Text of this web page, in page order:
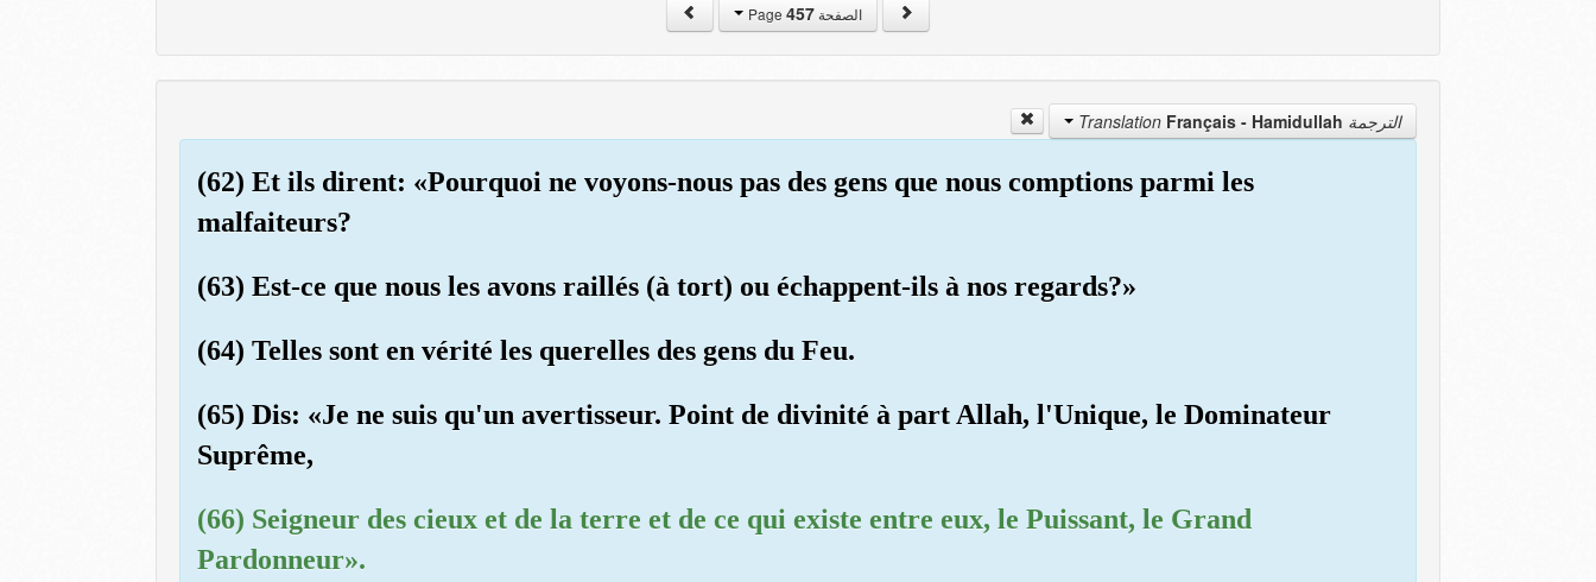
الصفحة Page457
الترجمة Translation Français - Hamidullah
(62) Et ils dirent: «Pourquoi ne voyons-nous pas des gens que nous comptions parmi les
malfaiteurs?
(63) Est-ce que nous les avons raillés (à tort) ou échappent-ils à nos regards?»
(64) Telles sont en vérité les querelles des gens du Feu.
(65) Dis: «Je ne suis qu'un avertisseur. Point de divinité à part Allah, l'Unique, le Dominateur
Suprême,
(66) Seigneur des cieux et de la terre et de ce qui existe entre eux, le Puissant, le Grand
Pardonneur».